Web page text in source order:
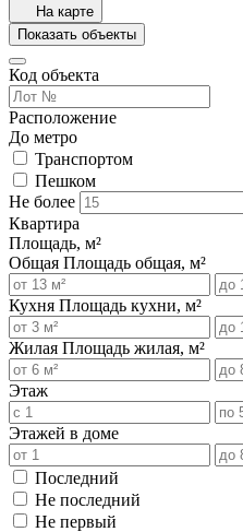
На карте
Показать объекты
Код объекта
Расположение
До метро
Транспортом
Пешком
Не более
Квартира
Площадь, м²
Общая Площадь общая, м²
Кухня Площадь кухни, м²
Жилая Площадь жилая, м²
Этаж
Этажей в доме
Последний
Не последний
Не первый